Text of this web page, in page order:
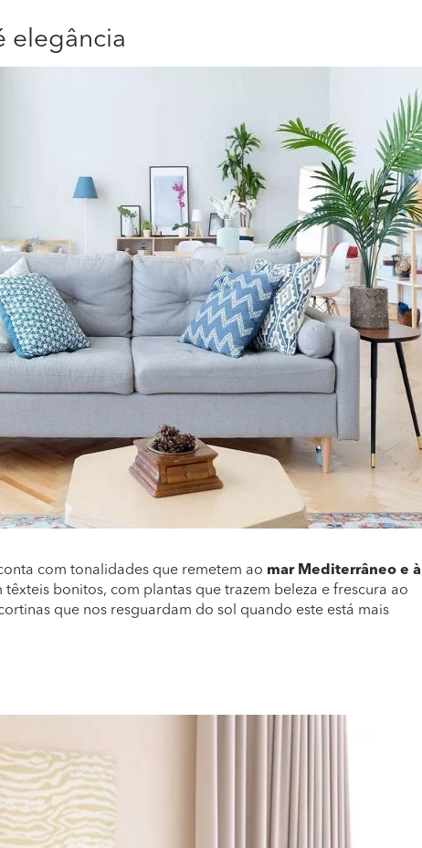
elegância
com tonalidades que remetem ao mar Mediterrâneo e à
têxteis bonitos, com plantas que trazem beleza e frescura ao
que nos resguardam do sol quando este está mais